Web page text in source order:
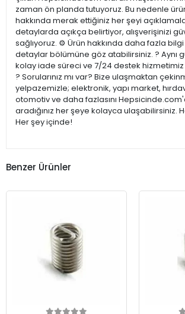
zaman ön planda tutuyoruz. Bu nedenle
hakkında merak ettiğiniz her şeyi
detaylarda açıkça belirtiyor, alışverişinizi
sağlıyoruz. ⚙️ Ürün hakkında daha fazla
detaylar bölümüne göz atabilirsiniz. ? Aynı
kolay iade süreci ve 7/24 destek hizmetimiz
? Sorularınız mı var? Bize ulaşmaktan
yelpazemizle; elektronik, yapı market,
otomotiv ve daha fazlasını
aradığınız her şeye kolayca ulaşabilirsiniz.
Her şey içinde!
Benzer Ürünler